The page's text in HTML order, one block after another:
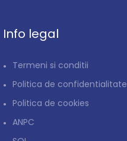
Info legal
Termeni si conditii
Politica de confidentialitate
Politica de cookies
ANPC